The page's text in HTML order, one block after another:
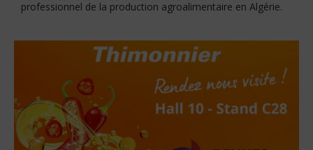
professionnel de la production agroalimentaire en Algérie.